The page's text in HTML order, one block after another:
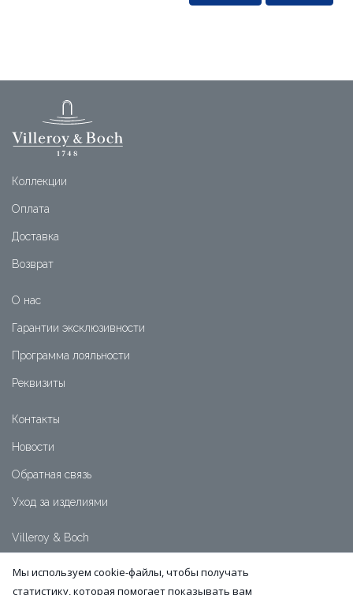
Коллекции
Оплата
Доставка
Возврат
О нас
Гарантии эксклюзивности
Программа лояльности
Реквизиты
Контакты
Новости
Обратная связь
Уход за изделиями
Villeroy & Boch
+7 (991) 5-007-515
Мы используем cookie-файлы, чтобы получать
статистику, которая помогает показывать вам